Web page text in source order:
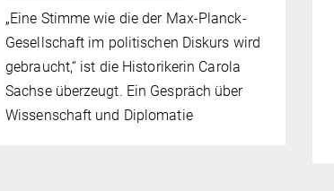
„Eine Stimme wie die der Max-Planck-
Gesellschaft im politischen Diskurs wird
gebraucht,“ ist die Historikerin Carola
Sachse überzeugt. Ein Gespräch über
Wissenschaft und Diplomatie